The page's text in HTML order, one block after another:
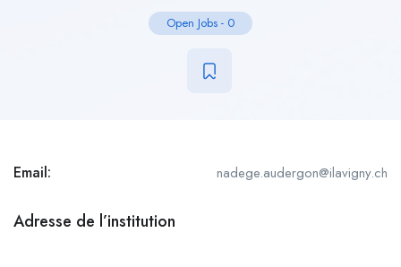
Open Jobs - 0
Email: nadege.audergon@ilavigny.ch
Adresse de l’institution